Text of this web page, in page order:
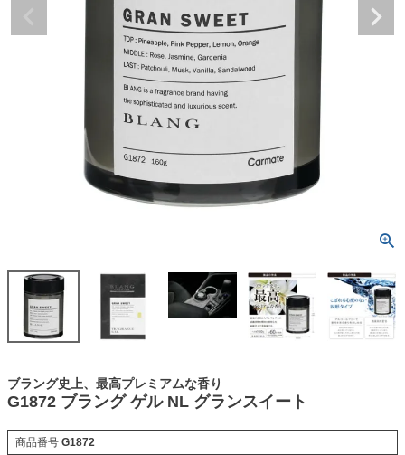
ブラング史上、最高プレミアムな香り
G1872 ブラング ゲル NL グランスイート
商品番号 G1872